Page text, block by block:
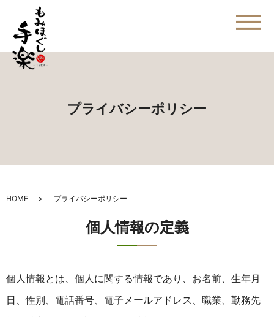
メ
プライバシーポリシー
HOME プライバシーポリシー
個人情報の定義
個人情報とは、個人に関する情報であり、お名前、生年月
日、性別、電話番号、電子メールアドレス、職業、勤務先